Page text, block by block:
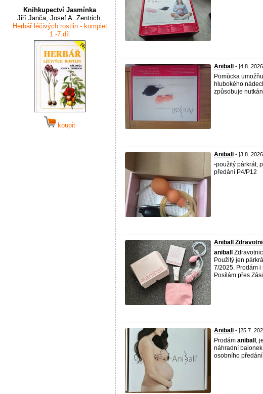
Knihkupectví Jasmínka
Jiří Janča, Josef A. Zentrich:
Herbář léčivých rostlin - komplet
1.-7.díl
koupit
Aniball - [4.8.
Pomůcka
hlubokého
způsobuje
Aniball - [3.8.
-použitý párkrát,
předání P4/P12
Aniball
aniball
Použitý jen
7/2025. Prodám i
Posílám přes
Aniball - [25.7.
Prodám aniball ,
náhradní
osobního